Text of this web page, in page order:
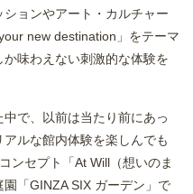
ョンやアート・カルチャー
new destination」をテーマ
味わえない刺激的な体験を
で、以前は当たり前にあっ
ルな館内体験を楽しんでも
ンセプト「At Will（想いのま
「GINZA SIX ガーデン」で